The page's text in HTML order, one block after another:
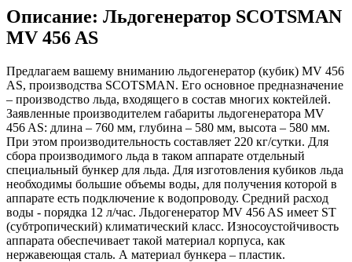
Описание: Льдогенератор SCOTSMAN
MV 456 AS
Предлагаем вашему вниманию льдогенератор (кубик) MV 456
AS, производства SCOTSMAN. Его основное предназначение
– производство льда, входящего в состав многих коктейлей.
Заявленные производителем габариты льдогенератора MV
456 AS: длина – 760 мм, глубина – 580 мм, высота – 580 мм.
При этом производительность составляет 220 кг/сутки. Для
сбора производимого льда в таком аппарате отдельный
специальный бункер для льда. Для изготовления кубиков льда
необходимы большие объемы воды, для получения которой в
аппарате есть подключение к водопроводу. Средний расход
воды - порядка 12 л/час. Льдогенератор MV 456 AS имеет ST
(субтропический) климатический класс. Износоустойчивость
аппарата обеспечивает такой материал корпуса, как
нержавеющая сталь. А материал бункера – пластик.